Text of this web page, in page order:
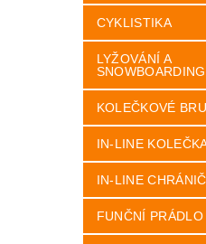
CYKLISTIKA
LYŽOVÁNÍ A
SNOWBOARDING
KOLEČKOVÉ
IN-LINE
IN-LINE
FUNČNÍ PRÁDLO